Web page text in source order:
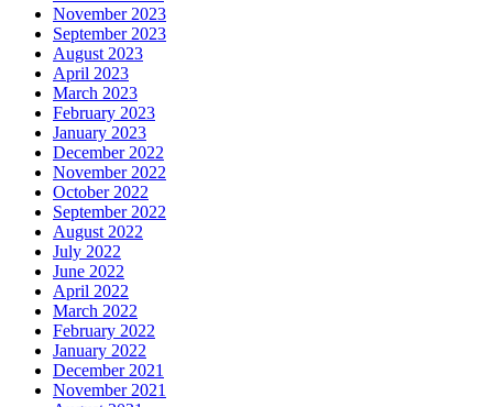
November 2023
September 2023
August 2023
April 2023
March 2023
February 2023
January 2023
December 2022
November 2022
October 2022
September 2022
August 2022
July 2022
June 2022
April 2022
March 2022
February 2022
January 2022
December 2021
November 2021